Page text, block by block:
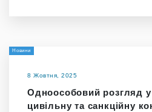
Новини
8 Жовтня, 2025
Одноособовий розгляд
цивільну та санкційну